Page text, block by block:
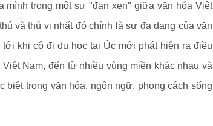
trong một sự "đan xen" giữa văn hóa Việt
và thú vị nhất đó chính là sự đa dạng của văn
khi cô đi du học tại Úc mới phát hiện ra điều
Nam, đến từ nhiều vùng miền khác nhau và
trong văn hóa, ngôn ngữ, phong cách sống